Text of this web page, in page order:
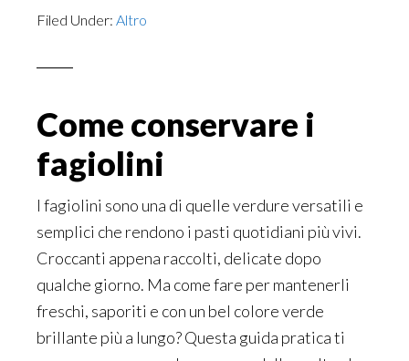
Filed Under: Altro
Come conservare i
fagiolini
I fagiolini sono una di quelle verdure versatili e
semplici che rendono i pasti quotidiani più vivi.
Croccanti appena raccolti, delicate dopo
qualche giorno. Ma come fare per mantenerli
freschi, saporiti e con un bel colore verde
brillante più a lungo? Questa guida pratica ti